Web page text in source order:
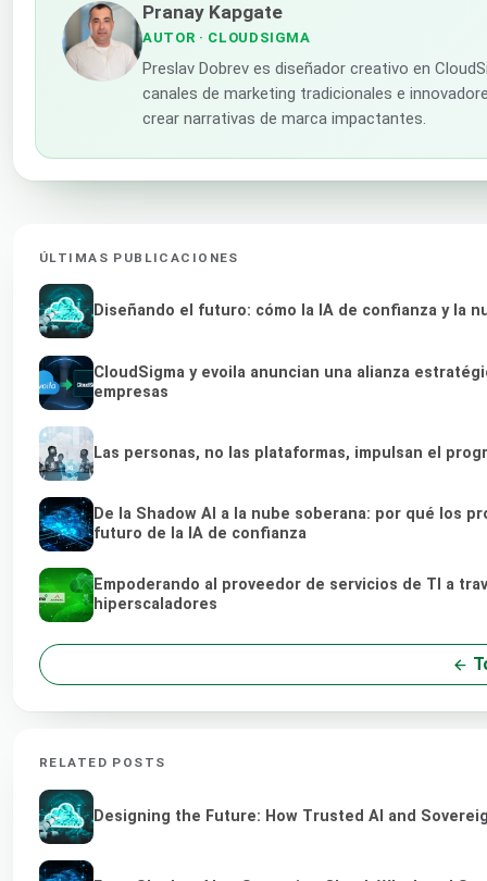
Pranay Kapgate
AUTOR · CLOUDSIGMA
Preslav Dobrev es diseñador creativo en
canales de marketing tradicionales e
crear narrativas de marca impactantes.
ÚLTIMAS PUBLICACIONES
Diseñando el futuro: cómo la IA de confianza y la
CloudSigma y evoila anuncian una alianza
empresas
Las personas, no las plataformas, impulsan el
De la Shadow AI a la nube soberana: por qué los
futuro de la IA de confianza
Empoderando al proveedor de servicios de TI a
hiperscaladores
RELATED POSTS
Designing the Future: How Trusted AI and